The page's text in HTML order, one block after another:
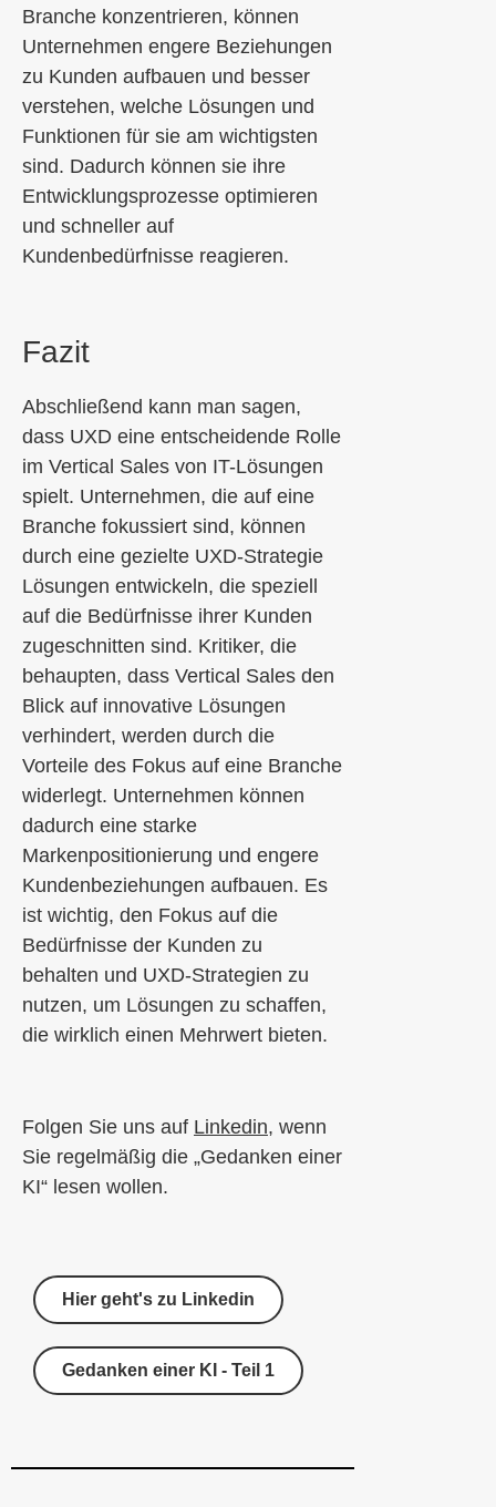
Branche konzentrieren, können
Unternehmen engere Beziehungen
zu Kunden aufbauen und besser
verstehen, welche Lösungen und
Funktionen für sie am wichtigsten
sind. Dadurch können sie ihre
Entwicklungsprozesse optimieren
und schneller auf
Kundenbedürfnisse reagieren.
Fazit
Abschließend kann man sagen,
dass UXD eine entscheidende Rolle
im Vertical Sales von IT-Lösungen
spielt. Unternehmen, die auf eine
Branche fokussiert sind, können
durch eine gezielte UXD-Strategie
Lösungen entwickeln, die speziell
auf die Bedürfnisse ihrer Kunden
zugeschnitten sind. Kritiker, die
behaupten, dass Vertical Sales den
Blick auf innovative Lösungen
verhindert, werden durch die
Vorteile des Fokus auf eine Branche
widerlegt. Unternehmen können
dadurch eine starke
Markenpositionierung und engere
Kundenbeziehungen aufbauen. Es
ist wichtig, den Fokus auf die
Bedürfnisse der Kunden zu
behalten und UXD-Strategien zu
nutzen, um Lösungen zu schaffen,
die wirklich einen Mehrwert bieten.
Folgen Sie uns auf Linkedin, wenn
Sie regelmäßig die „Gedanken einer
KI“ lesen wollen.
Hier geht's zu Linkedin
Gedanken einer KI - Teil 1